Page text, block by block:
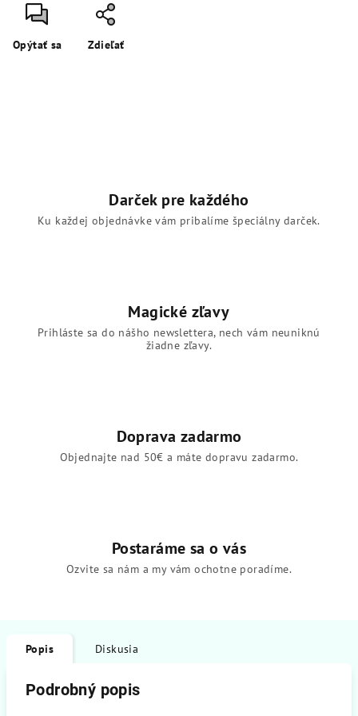
Opýtať sa Zdieľať
Darček pre každého
Ku každej objednávke vám pribalíme špeciálny darček.
Magické zľavy
Prihláste sa do nášho newslettera, nech vám neuniknú
žiadne zľavy.
Doprava zadarmo
Objednajte nad 50€ a máte dopravu zadarmo.
Postaráme sa o vás
Ozvite sa nám a my vám ochotne poradíme.
Popis Diskusia
Podrobný popis